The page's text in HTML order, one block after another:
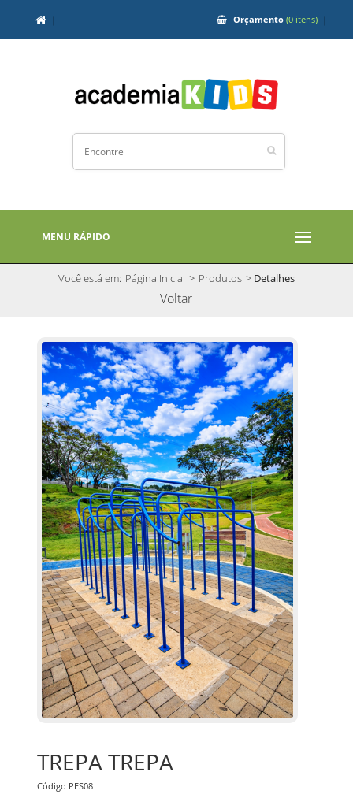
Orçamento (0 itens)
MENU RÁPIDO
Você está em: Página Inicial > Produtos > Detalhes
Voltar
TREPA TREPA
Código PES08